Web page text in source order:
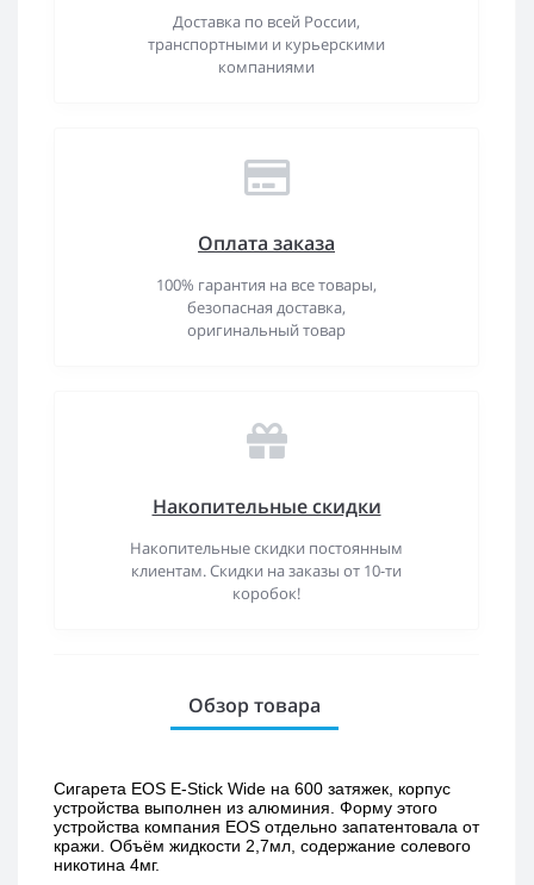
Доставка по всей России,
транспортными и курьерскими
компаниями
Оплата заказа
100% гарантия на все товары,
безопасная доставка,
оригинальный товар
Накопительные скидки
Накопительные скидки постоянным
клиентам. Скидки на заказы от 10-ти
коробок!
Обзор товара
Сигарета EOS E-Stick Wide на 600 затяжек, корпус
устройства выполнен из алюминия. Форму этого
устройства компания EOS отдельно запатентовала от
кражи. Объём жидкости 2,7мл, содержание солевого
никотина 4мг.